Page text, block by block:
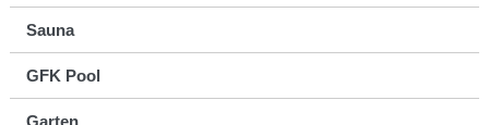
Sauna
GFK Pool
Garten